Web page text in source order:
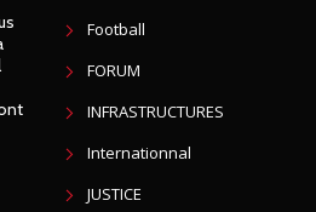
Football
FORUM
INFRASTRUCTURES
Internationnal
JUSTICE